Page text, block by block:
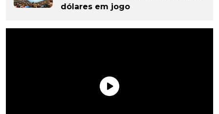
dólares em jogo